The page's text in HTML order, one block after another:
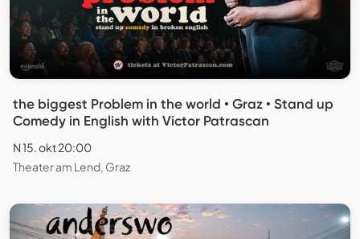
the biggest Problem in the world • Graz • Stand up
Comedy in English with Victor Patrascan
N 15. okt 20:00
Theater am Lend, Graz